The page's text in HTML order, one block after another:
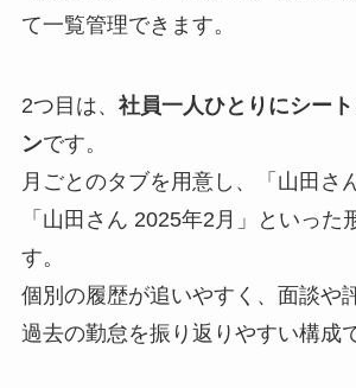
て一覧管理できます。
2つ目は、 社員一人ひとりにシー
ンです。
月ごとのタブを用意し、「山田さ
「山田さん 2025年2月」といった
す。
個別の履歴が追いやすく、面談や
過去の勤怠を振り返りやすい構成